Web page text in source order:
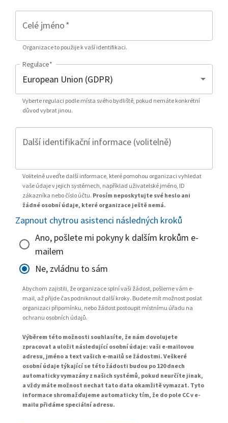
Celé jméno*
Organizace to použije k vaší identifikaci.
Regulace*
Vyberte regulaci podle místa svého bydliště, pokud nemáte konkrétní
důvod vybrat jinou.
Další identifikační informace (volitelně)
Volitelně uveďte další informace, které pomohou organizaci vyhledat
vaše údaje v jejich systémech, například uživatelské jméno, ID
zákazníka nebo číslo účtu. Prosím neposkytujte své heslo ani
žádné osobní údaje, které organizace ještě nemá.
Zapnout chytrou asistenci následných kroků
Ano, pošlete mi pokyny k dalším krokům e-
mailem
Ne, zvládnu to sám
Abychom zajistili, že organizace splní vaši žádost, pošleme vám e-
mail, až přijde čas podniknout další kroky. Budete mít možnost poslat
organizaci připomínku, nebo žádost postoupit místnímu úřadu na
ochranu osobních údajů.
Výběrem této možnosti souhlasíte, že nám dovolujete
zpracovat a uložit následující osobní údaje: vaši e-mailovou
adresu, jméno a text vašich e-mailů se žádostmi. Veškeré
osobní údaje týkající se této žádosti budou po 120 dnech
automaticky vymazány z našich systémů, pokud neurčíte jinak,
a vždy máte možnost nechat tato data okamžitě vymazat. Tyto
informace shromažďujeme automaticky tím, že do pole CC v e-
mailu přidáme speciální adresu.